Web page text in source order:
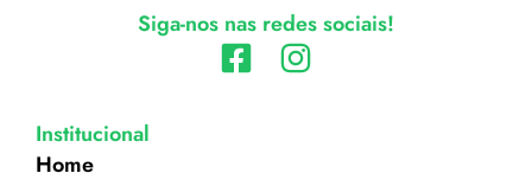
Siga-nos nas redes sociais!
Institucional
Home